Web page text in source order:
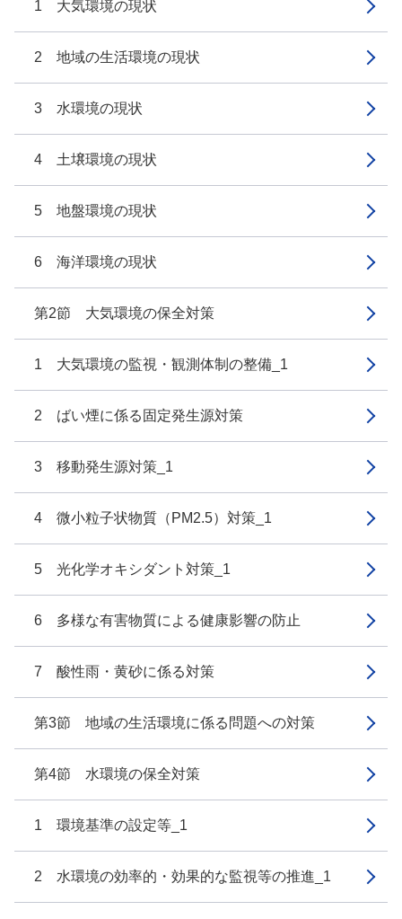
1 大気環境の現状
2 地域の生活環境の現状
3 水環境の現状
4 土壌環境の現状
5 地盤環境の現状
6 海洋環境の現状
第2節 大気環境の保全対策
1 大気環境の監視・観測体制の整備_1
2 ばい煙に係る固定発生源対策
3 移動発生源対策_1
4 微小粒子状物質（PM2.5）対策_1
5 光化学オキシダント対策_1
6 多様な有害物質による健康影響の防止
7 酸性雨・黄砂に係る対策
第3節 地域の生活環境に係る問題への対策
第4節 水環境の保全対策
1 環境基準の設定等_1
2 水環境の効率的・効果的な監視等の推進_1